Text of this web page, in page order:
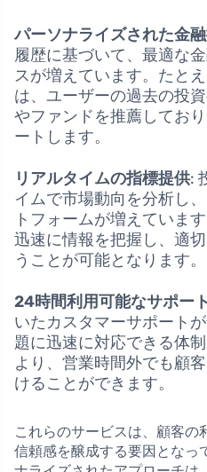
パーソナライズされた金
履歴に基づいて、最適な
スが増えています。たと
は、ユーザーの過去の投
やファンドを推薦してお
ートします。
リアルタイムの指標提供:
イムで市場動向を分析し
トフォームが増えていま
迅速に情報を把握し、適
うことが可能となります。
24時間利用可能なサポート
いたカスタマーサポート
題に迅速に対応できる体
より、営業時間外でも顧
けることができます。
これらのサービスは、顧客の
信頼感を醸成する要因となっ